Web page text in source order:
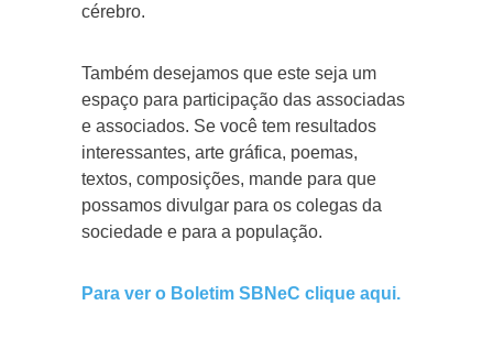
cérebro.
Também desejamos que este seja um
espaço para participação das associadas
e associados. Se você tem resultados
interessantes, arte gráfica, poemas,
textos, composições, mande para que
possamos divulgar para os colegas da
sociedade e para a população.
Para ver o Boletim SBNeC clique aqui.